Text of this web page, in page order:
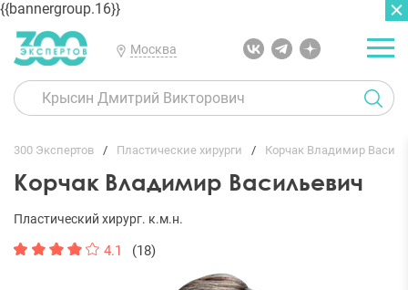
{{bannergroup.16}}
Москва
300 Экспертов Пластические хирурги Корчак Владимир
Корчак Владимир Васильевич
Пластический хирург. к.м.н.
4.1 (18)
ГЛАВНАЯ ОТЗЫВЫ